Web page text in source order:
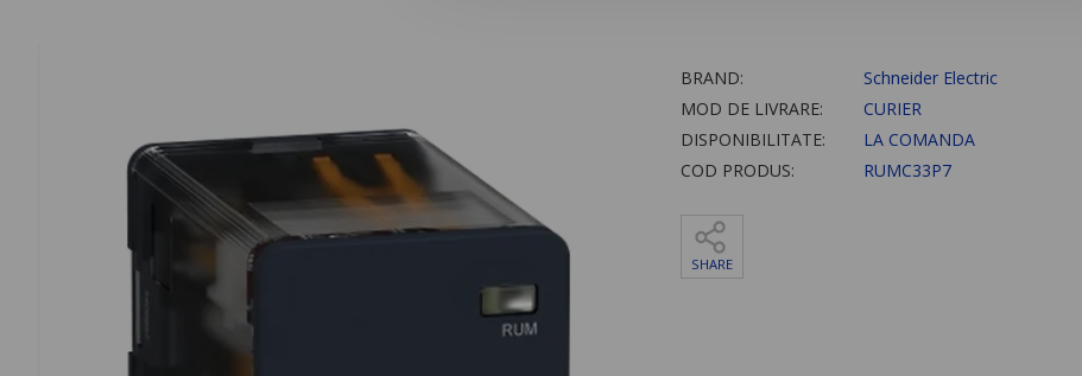
BRAND:
Schneider Electric
MOD DE LIVRARE:
CURIER
DISPONIBILITATE:
LA COMANDA
COD PRODUS:
RUMC33P7
SHARE